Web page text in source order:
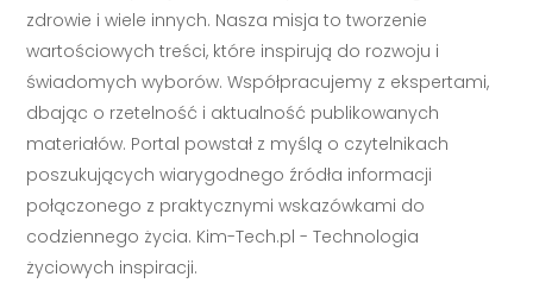
zdrowie i wiele innych. Nasza misja to tworzenie
wartościowych treści, które inspirują do rozwoju i
świadomych wyborów. Współpracujemy z ekspertami,
dbając o rzetelność i aktualność publikowanych
materiałów. Portal powstał z myślą o czytelnikach
poszukujących wiarygodnego źródła informacji
połączonego z praktycznymi wskazówkami do
codziennego życia. Kim-Tech.pl - Technologia
życiowych inspiracji.